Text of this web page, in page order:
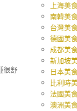
很舒
上海美
南韓美
台灣美
德國美
成都美
新加坡
日本美
比利時
法國美
澳洲美